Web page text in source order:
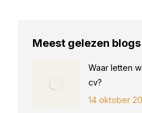
Meest gelezen blogs
Waar letten
cv?
14 oktober